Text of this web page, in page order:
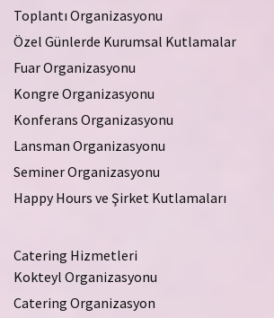
Toplantı Organizasyonu
Özel Günlerde Kurumsal Kutlamalar
Fuar Organizasyonu
Kongre Organizasyonu
Konferans Organizasyonu
Lansman Organizasyonu
Seminer Organizasyonu
Happy Hours ve Şirket Kutlamaları
Catering Hizmetleri
Kokteyl Organizasyonu
Catering Organizasyon